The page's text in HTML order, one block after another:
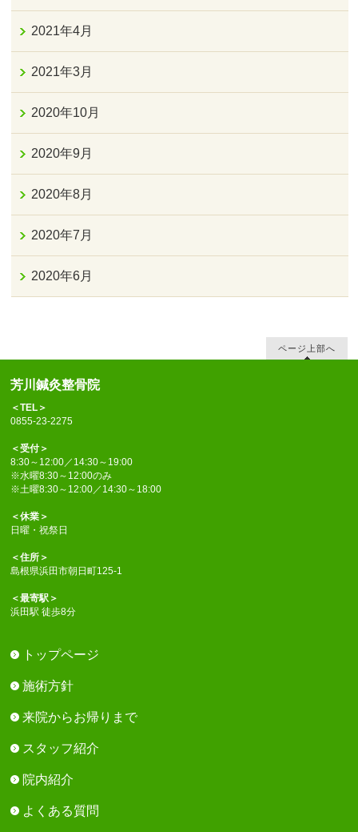
2021年4月
2021年3月
2020年10月
2020年9月
2020年8月
2020年7月
2020年6月
ページ上部へ
芳川鍼灸整骨院
＜TEL＞
0855-23-2275
＜受付＞
8:30～12:00／14:30～19:00
※水曜8:30～12:00のみ
※土曜8:30～12:00／14:30～18:00
＜休業＞
日曜・祝祭日
＜住所＞
島根県浜田市朝日町125-1
＜最寄駅＞
浜田駅 徒歩8分
トップページ
施術方針
来院からお帰りまで
スタッフ紹介
院内紹介
よくある質問